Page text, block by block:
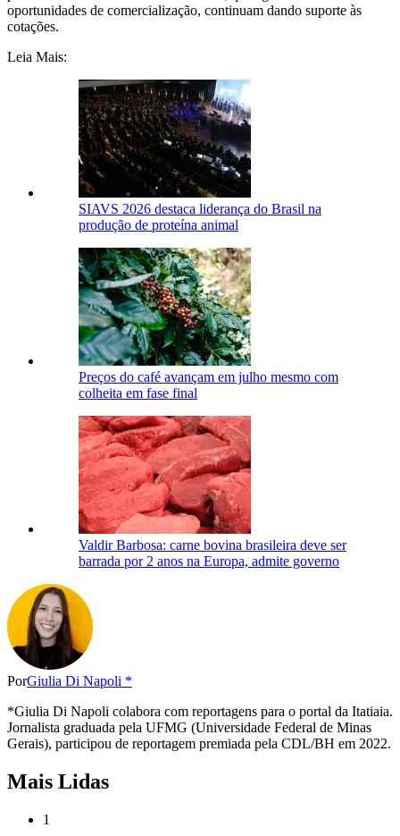
oportunidades de comercialização, continuam dando suporte às
cotações.
Leia Mais:
SIAVS 2026 destaca liderança do Brasil na
produção de proteína animal
Preços do café avançam em julho mesmo com
colheita em fase final
Valdir Barbosa: carne bovina brasileira deve ser
barrada por 2 anos na Europa, admite governo
PorGiulia Di Napoli *
*Giulia Di Napoli colabora com reportagens para o portal da Itatiaia.
Jornalista graduada pela UFMG (Universidade Federal de Minas
Gerais), participou de reportagem premiada pela CDL/BH em 2022.
Mais Lidas
1